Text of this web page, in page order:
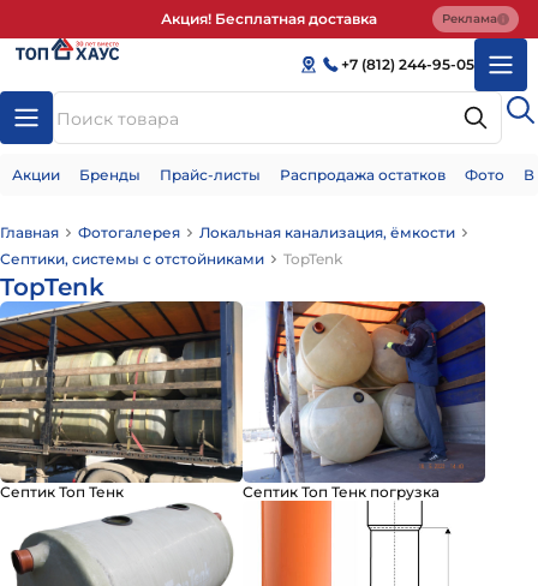
Акция! Бесплатная доставка Реклама
+7 (812) 244-95-05
Акции Бренды Прайс-листы Распродажа остатков Фото
Главная Фотогалерея
Локальная канализация, ёмкости
Септики, системы с отстойниками
TopTenk
TopTenk
Септик Топ Тенк Септик Топ Тенк погрузка